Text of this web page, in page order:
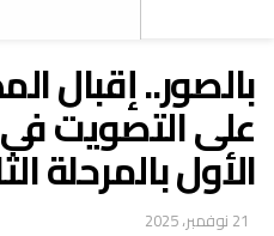
بالصور.. إقبال
على التصويت فى
الأول بالمرحلة
21 نوفمبر، 2025